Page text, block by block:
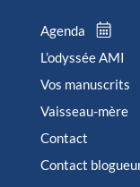
Agenda
L’odyssée AMI
Vos manuscrits
Vaisseau-mère
Contact
Contact